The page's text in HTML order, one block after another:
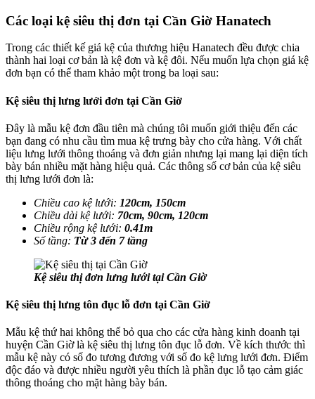
Các loại kệ siêu thị đơn tại Cần Giờ Hanatech
Trong các thiết kế giá kệ của thương hiệu Hanatech đều được chia
thành hai loại cơ bản là kệ đơn và kệ đôi. Nếu muốn lựa chọn giá kệ
đơn bạn có thể tham khảo một trong ba loại sau:
Kệ siêu thị lưng lưới đơn tại Cần Giờ
Đây là mẫu kệ đơn đầu tiên mà chúng tôi muốn giới thiệu đến các
bạn đang có nhu cầu tìm mua kệ trưng bày cho cửa hàng. Với chất
liệu lưng lưới thông thoáng và đơn giản nhưng lại mang lại diện tích
bày bán nhiều mặt hàng hiệu quả. Các thông số cơ bản của kệ siêu
thị lưng lưới đơn là:
Chiều cao kệ lưới: 120cm, 150cm
Chiều dài kệ lưới: 70cm, 90cm, 120cm
Chiều rộng kệ lưới: 0.41m
Số tầng: Từ 3 đến 7 tầng
Kệ siêu thị đơn lưng lưới tại Cần Giờ
Kệ siêu thị lưng tôn đục lỗ đơn tại Cần Giờ
Mẫu kệ thứ hai không thể bỏ qua cho các cửa hàng kinh doanh tại
huyện Cần Giờ là kệ siêu thị lưng tôn đục lỗ đơn. Về kích thước thì
mẫu kệ này có số đo tương đương với số đo kệ lưng lưới đơn. Điểm
độc đáo và được nhiều người yêu thích là phần đục lỗ tạo cảm giác
thông thoáng cho mặt hàng bày bán.